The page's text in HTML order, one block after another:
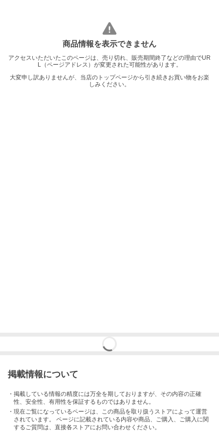
商品情報を表示できません
アクセスいただいたこのページは、売り切れ、販売期間終了などの理由でUR
L（ページアドレス）が変更された可能性があります。
大変申し訳ありませんが、当店のトップページから引き続きお買い物をお楽
しみください。
掲載情報について
・掲載している情報の精度には万全を期しておりますが、その内容の正確
性、安全性、有用性を保証するものではありません。
・現在ご覧になっているページは、この商品を取り扱うストアによって運営
されています。 ページに記載されている内容や商品、ご購入 、ご購入に関
するご質問は、直接各ストアにお問い合わせください。